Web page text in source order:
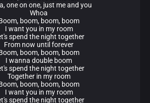
one on one, just me and you
Whoa
boom, boom, boom
I want you in my room
spend the night together
From now until forever
boom, boom, boom
I wanna double boom
spend the night together
Together in my room
boom, boom, boom
I want you in my room
spend the night together